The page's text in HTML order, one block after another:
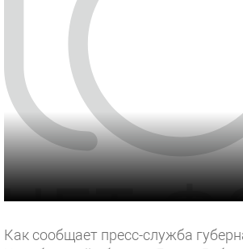
Как сообщает пресс-служба